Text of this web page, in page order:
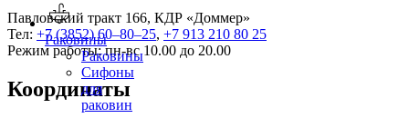
Раковины
Раковины
Сифоны
для
раковин
Павловский тракт 166, КДР «Доммер»
Тел: +7 (3852) 60‒80‒25, +7 913 210 80 25
Режим работы: пн-вс 10.00 до 20.00
Координаты